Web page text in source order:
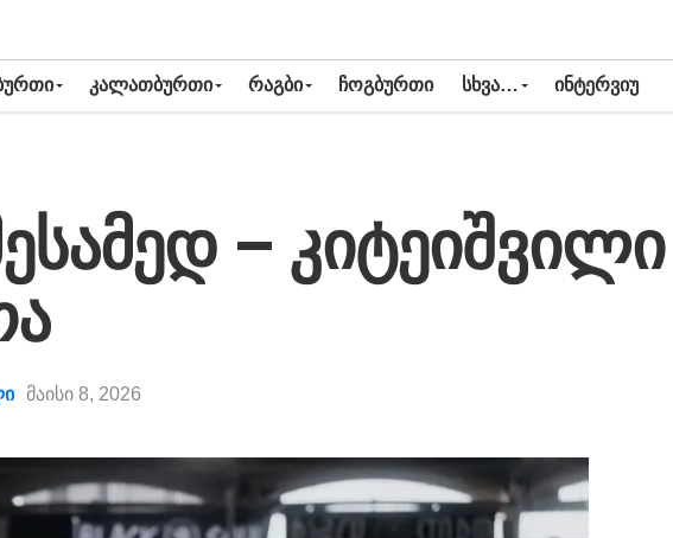
ᲙᲐᲚᲐᲗᲑᲣᲠᲗᲘ ᲠᲐᲒᲑᲘ ᲩᲝᲒᲑᲣᲠᲗᲘ ᲡᲮᲕᲐ… ᲘᲜᲢᲔᲠᲕᲘᲣ
–
მაისი 8, 2026